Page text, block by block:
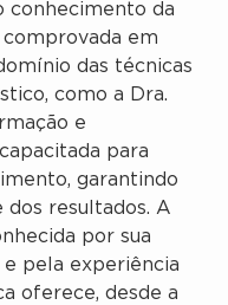
conhecimento da
em
das técnicas
como a Dra.
e
para
garantindo
dos resultados. A
por sua
e pela experiência
oferece, desde a